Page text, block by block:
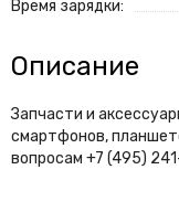
Время зарядки:
Описание
Запчасти и
смартфонов,
вопросам +7 (495)